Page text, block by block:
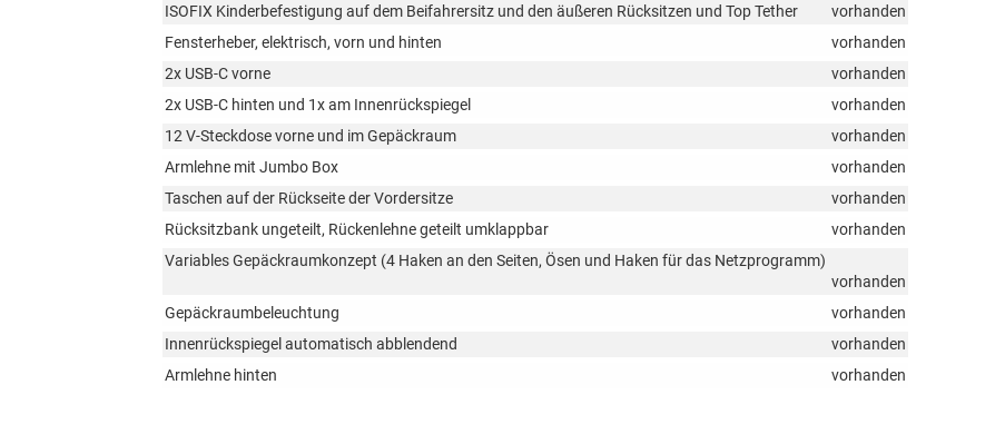
ISOFIX Kinderbefestigung auf dem Beifahrersitz und den äußeren Rücksitzen und Top Tether
vorhanden
Fensterheber, elektrisch, vorn und hinten
vorhanden
2x USB-C vorne
vorhanden
2x USB-C hinten und 1x am Innenrückspiegel
vorhanden
12 V-Steckdose vorne und im Gepäckraum
vorhanden
Armlehne mit Jumbo Box
vorhanden
Taschen auf der Rückseite der Vordersitze
vorhanden
Rücksitzbank ungeteilt, Rückenlehne geteilt umklappbar
vorhanden
Variables Gepäckraumkonzept (4 Haken an den Seiten, Ösen und Haken für das Netzprogramm)
vorhanden
Gepäckraumbeleuchtung
vorhanden
Innenrückspiegel automatisch abblendend
vorhanden
Armlehne hinten
vorhanden